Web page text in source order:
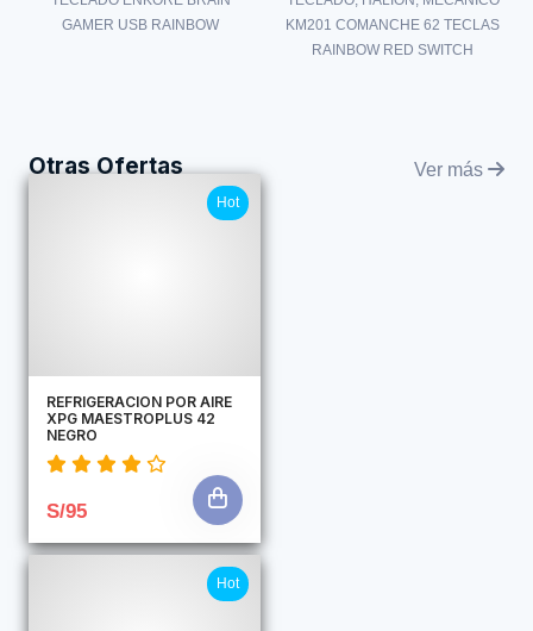
GAMER USB RAINBOW
KM201 COMANCHE 62 TECLAS
RAINBOW RED SWITCH
Otras Ofertas Ver más
Hot
REFRIGERACION POR AIRE
XPG MAESTROPLUS 42
NEGRO
S/95
Hot